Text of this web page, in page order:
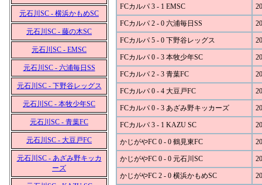
元石川SC - 横浜かもめSC
元石川SC - 藤の木SC
元石川SC - EMSC
元石川SC - 六浦毎日SS
元石川SC - 下野谷レッグス
元石川SC - 本牧少年SC
元石川SC - 青葉FC
元石川SC - 大豆戸FC
元石川SC - あざみ野キッカ
ーズ
FCカルパ 3 - 1 EMSC
FCカルパ 2 - 0 六浦毎日SS
FCカルパ 5 - 0 下野谷レッグス
FCカルパ 0 - 3 本牧少年SC
FCカルパ 2 - 3 青葉FC
FCカルパ 0 - 4 大豆戸FC
FCカルパ 0 - 3 あざみ野キッカーズ
FCカルパ 3 - 1 KAZU SC
かじがやFC 0 - 0 鶴見東FC
かじがやFC 0 - 0 元石川SC
かじがやFC 2 - 0 横浜かもめSC